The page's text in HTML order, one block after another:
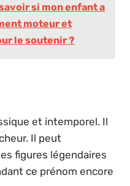
si mon enfant a
moteur et
le soutenir ?
et intemporel. Il
Il peut
figures légendaires
ce prénom encore